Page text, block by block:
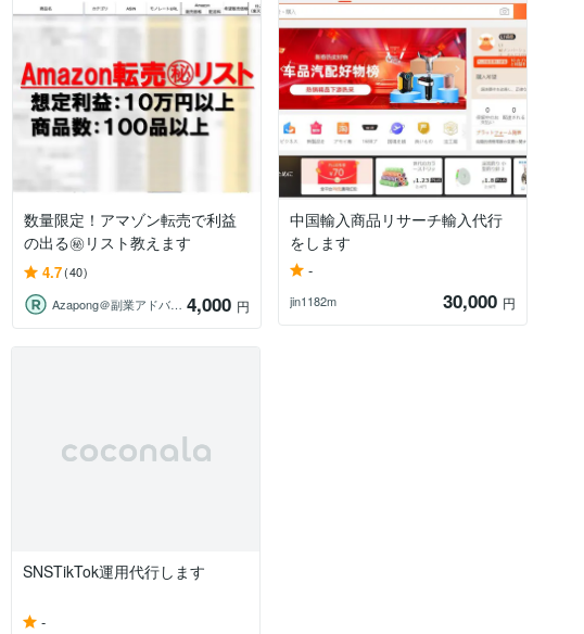
数量限定！アマゾン転売で利益
の出る㊙リスト教えます
4.7(40)
Azapong＠副業アドバイザー 4,000 円
中国輸入商品リサーチ輸入代行
をします
-
jin1182m 30,000 円
SNSTikTok運用代行します
-